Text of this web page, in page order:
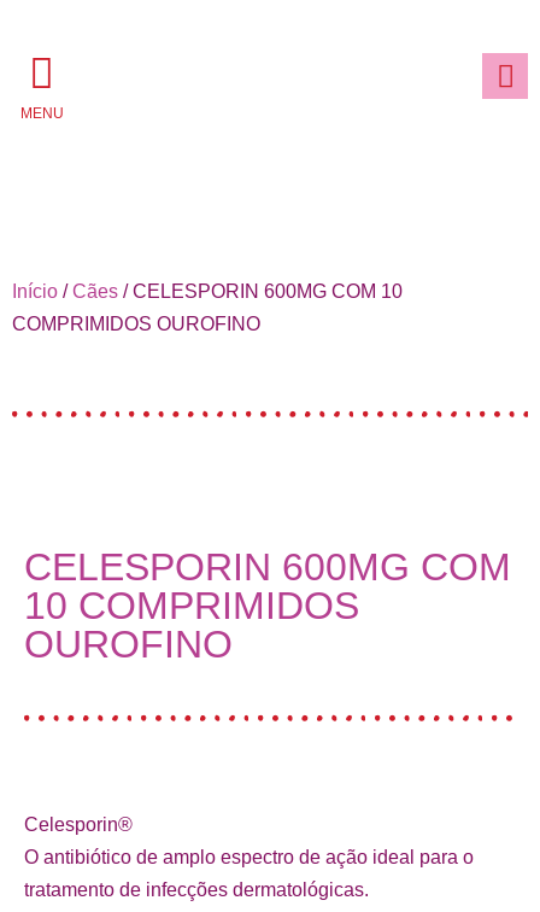
MENU
Início /Cães / CELESPORIN 600MG COM 10
COMPRIMIDOS OUROFINO
CELESPORIN 600MG COM
10 COMPRIMIDOS
OUROFINO
Celesporin®
O antibiótico de amplo espectro de ação ideal para o
tratamento de infecções dermatológicas.